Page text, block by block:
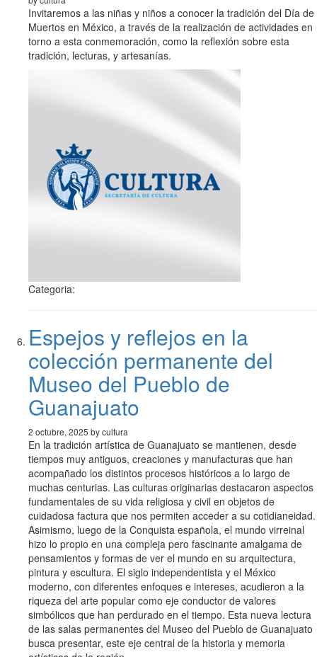
Invitaremos a las niñas y niños a conocer la tradición del Día de
Muertos en México, a través de la realización de actividades en
torno a esta conmemoración, como la reflexión sobre esta
tradición, lecturas, y artesanías.
Categoria:
Espejos y reflejos en la
colección permanente del
Museo del Pueblo de
Guanajuato
2 octubre, 2025 by cultura
En la tradición artística de Guanajuato se mantienen, desde
tiempos muy antiguos, creaciones y manufacturas que han
acompañado los distintos procesos históricos a lo largo de
muchas centurias. Las culturas originarias destacaron aspectos
fundamentales de su vida religiosa y civil en objetos de
cuidadosa factura que nos permiten acceder a su cotidianeidad.
Asimismo, luego de la Conquista española, el mundo virreinal
hizo lo propio en una compleja pero fascinante amalgama de
pensamientos y formas de ver el mundo en su arquitectura,
pintura y escultura. El siglo independentista y el México
moderno, con diferentes enfoques e intereses, acudieron a la
riqueza del arte popular como eje conductor de valores
simbólicos que han perdurado en el tiempo. Esta nueva lectura
de las salas permanentes del Museo del Pueblo de Guanajuato
busca presentar, este eje central de la historia y memoria